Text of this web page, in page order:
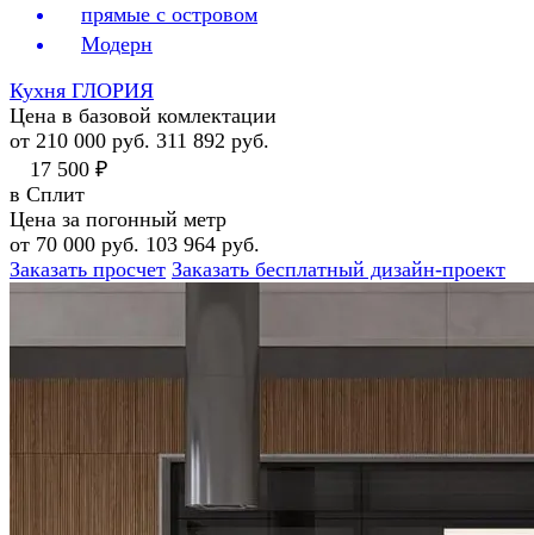
прямые с островом
Модерн
Кухня ГЛОРИЯ
Цена в базовой комлектации
от 210 000 руб. 311 892 руб.
17 500 ₽
в Сплит
Цена за погонный метр
от 70 000 руб. 103 964 руб.
Заказать просчет Заказать бесплатный дизайн-проект